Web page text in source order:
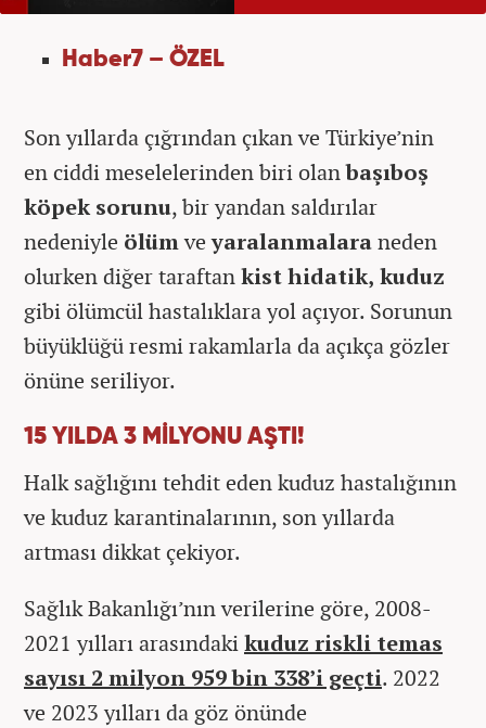
Haber7 – ÖZEL
Son yıllarda çığrından çıkan ve Türkiye’nin
en ciddi meselelerinden biri olanbaşıboş
köpek sorunu, bir yandan saldırılar
nedeniyle ölümveyaralanmalaraneden
olurken diğer taraftankist hidatik, kuduz
gibi ölümcül hastalıklara yol açıyor. Sorunun
büyüklüğü resmi rakamlarla da açıkça gözler
önüne seriliyor.
15 YILDA 3 MİLYONU AŞTI!
Halk sağlığını tehdit eden kuduz hastalığının
ve kuduz karantinalarının, son yıllarda
artması dikkat çekiyor.
Sağlık Bakanlığı’nın verilerine göre, 2008-
2021 yılları arasındakikuduz riskli temas
sayısı 2 milyon 959 bin 338’i geçti. 2022
ve 2023 yılları da göz önünde